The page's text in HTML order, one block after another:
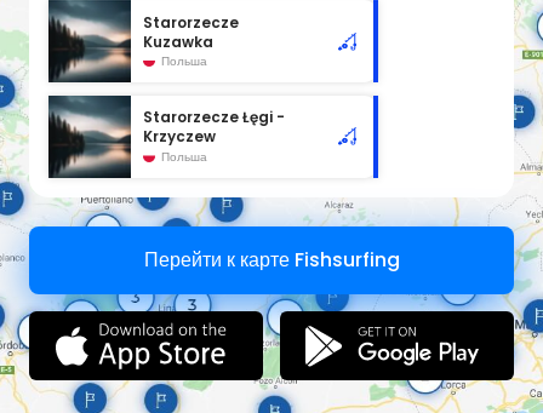
Starorzecze
Kuzawka
Польша
Starorzecze Łęgi -
Krzyczew
Польша
Перейти к карте Fishsurfing